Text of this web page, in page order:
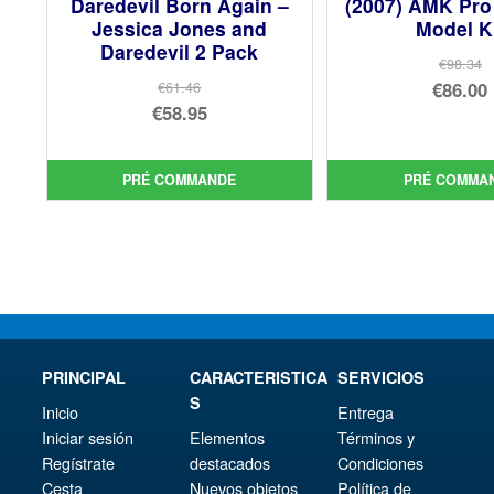
Jessica Jones and
Daredevil 2 Pack
€61.46
Le
initial
était :
€58.95
prix
actuel
PRÉ COMMANDE
Model
€98.34
Le
€86.00
est
PRÉ
PRINCIPAL
Inicio
Iniciar sesión
Regístrate
Cesta
CARACTERISTICA
S
Elementos
destacados
Nuevos objetos
SERVICIOS
Entrega
Términos y
Condiciones
Política de